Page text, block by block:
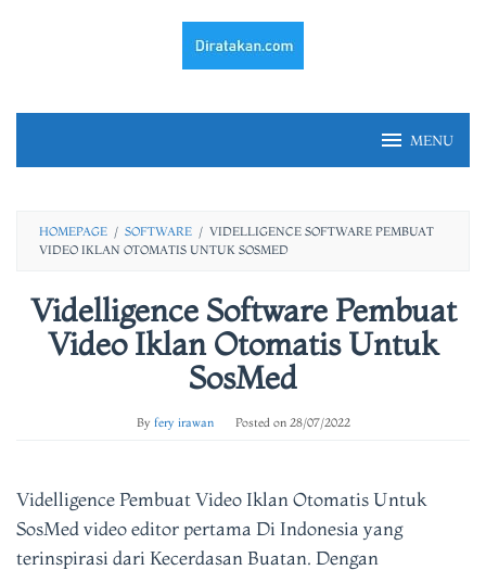
MENU
HOMEPAGE / SOFTWARE / VIDELLIGENCE SOFTWARE PEMBUAT
VIDEO IKLAN OTOMATIS UNTUK SOSMED
Videlligence Software Pembuat
Video Iklan Otomatis Untuk
SosMed
By fery irawan Posted on 28/07/2022
Videlligence Pembuat Video Iklan Otomatis Untuk
SosMed video editor pertama Di Indonesia yang
terinspirasi dari Kecerdasan Buatan. Dengan